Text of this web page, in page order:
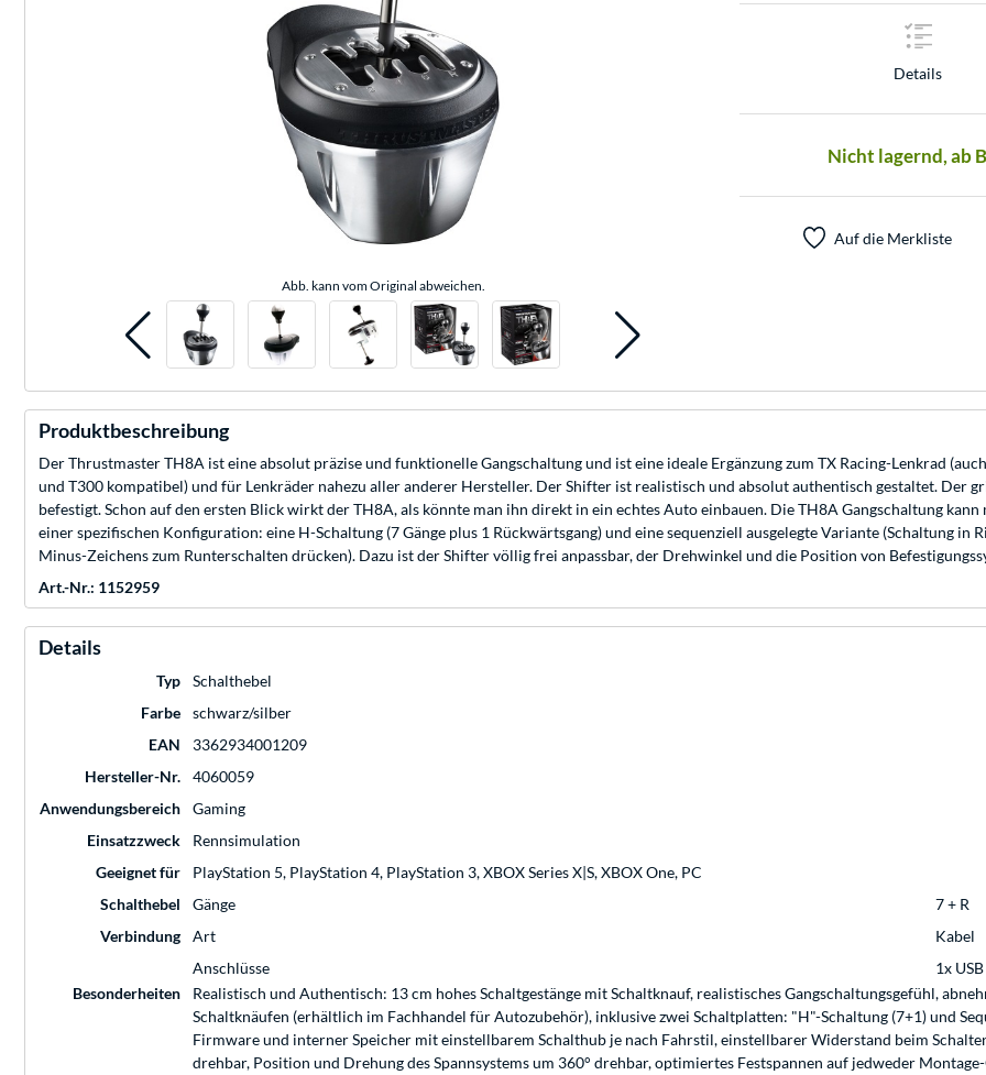
Abb. kann vom Original abweichen.
Details
Nicht lagernd, ab
Auf die Merkliste
Produktbeschreibung
Der Thrustmaster TH8A ist eine absolut präzise und funktionelle Gangschaltung und ist eine ideale Ergänzung zum TX Racing-Lenkrad
und T300 kompatibel) und für Lenkräder nahezu aller anderer Hersteller. Der Shifter ist realistisch und absolut authentisch gestaltet. Der
befestigt. Schon auf den ersten Blick wirkt der TH8A, als könnte man ihn direkt in ein echtes Auto einbauen. Die TH8A Gangschaltung
einer spezifischen Konfiguration: eine H-Schaltung (7 Gänge plus 1 Rückwärtsgang) und eine sequenziell ausgelegte Variante (Schaltung
Minus-Zeichens zum Runterschalten drücken). Dazu ist der Shifter völlig frei anpassbar, der Drehwinkel und die Position von
Art.-Nr.: 1152959
Details
Typ
Schalthebel
Farbe
schwarz/silber
EAN
3362934001209
Hersteller-Nr.
4060059
Anwendungsbereich
Gaming
Einsatzzweck
Rennsimulation
Geeignet für
PlayStation 5, PlayStation 4, PlayStation 3, XBOX Series X|S, XBOX One, PC
Schalthebel
Gänge
7 + R
Verbindung
Art
Kabel
Anschlüsse
1x USB
Besonderheiten
Realistisch und Authentisch: 13 cm hohes Schaltgestänge mit Schaltknauf, realistisches Gangschaltungsgefühl,
Schaltknäufen (erhältlich im Fachhandel für Autozubehör), inklusive zwei Schaltplatten: "H"-Schaltung (7+1) und
Firmware und interner Speicher mit einstellbarem Schalthub je nach Fahrstil, einstellbarer Widerstand beim
drehbar, Position und Drehung des Spannsystems um 360° drehbar, optimiertes Festspannen auf jedweder